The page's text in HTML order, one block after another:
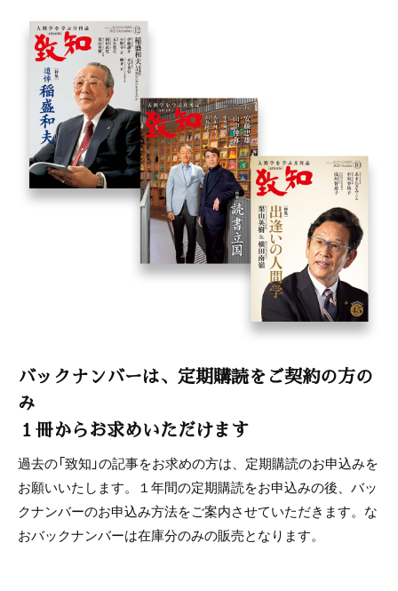
バックナンバーは、定期購読をご契約の方の
み
１冊からお求めいただけます
過去の「致知」の記事をお求めの方は、定期購読のお申込みを
お願いいたします。１年間の定期購読をお申込みの後、バッ
クナンバーのお申込み方法をご案内させていただきます。な
おバックナンバーは在庫分のみの販売となります。